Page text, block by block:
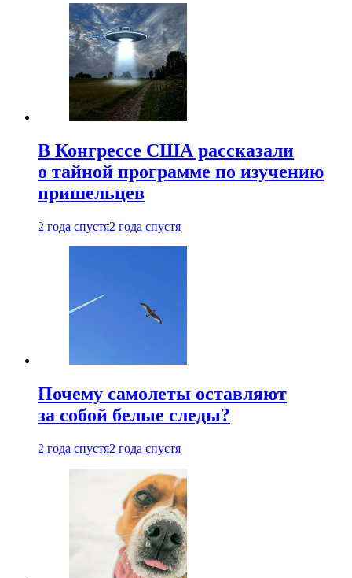
В Конгрессе США рассказали
о тайной программе по изучению
пришельцев
2 года спустя2 года спустя
Почему самолеты оставляют
за собой белые следы?
2 года спустя2 года спустя